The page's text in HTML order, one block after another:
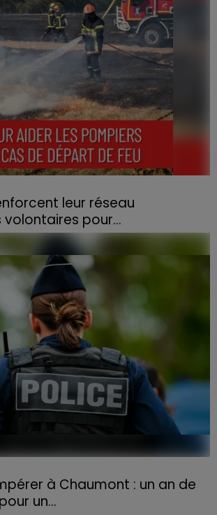
leur réseau
pour...
et aux risques de départs de feu,
des Vosges a lancé un appel
pour venir en aide...
à Chaumont : un an de
un...